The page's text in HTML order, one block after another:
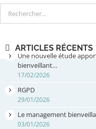
Rechercher
ARTICLES RÉCENTS
Une nouvelle étude
bienveillant…
17/02/2026
RGPD
29/01/2026
Le management
03/01/2026